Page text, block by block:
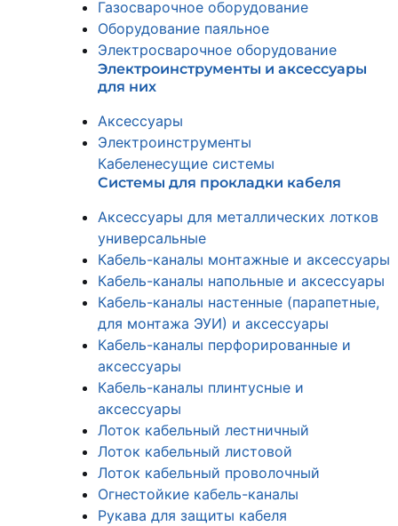
Газосварочное оборудование
Оборудование паяльное
Электросварочное оборудование
Электроинструменты и аксессуары
для них
Аксессуары
Электроинструменты
Кабеленесущие системы
Системы для прокладки кабеля
Аксессуары для металлических лотков
универсальные
Кабель-каналы монтажные и аксессуары
Кабель-каналы напольные и аксессуары
Кабель-каналы настенные (парапетные,
для монтажа ЭУИ) и аксессуары
Кабель-каналы перфорированные и
аксессуары
Кабель-каналы плинтусные и
аксессуары
Лоток кабельный лестничный
Лоток кабельный листовой
Лоток кабельный проволочный
Огнестойкие кабель-каналы
Рукава для защиты кабеля